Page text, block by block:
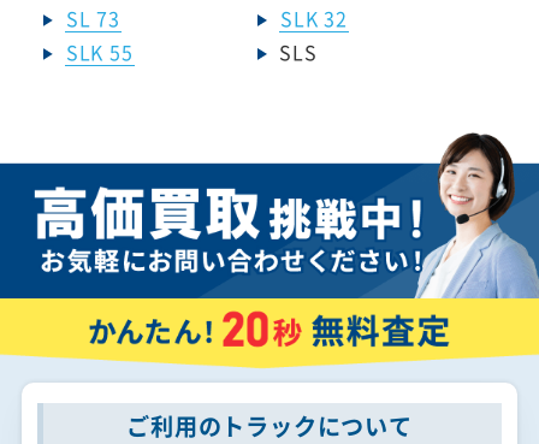
SL 73
SLK 32
SLK 55
SLS
ご利用のトラックについて